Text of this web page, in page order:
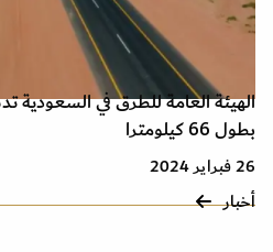
الهيئة العامة للطرق في
بطول 66 كيلومترا
26 فبراير 2024
أخبار